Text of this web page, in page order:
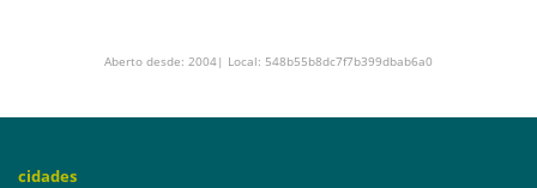
Aberto desde: 2004| Local: 548b55b8dc7f7b399dbab6a0
cidades